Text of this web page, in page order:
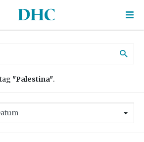
"Palestina".